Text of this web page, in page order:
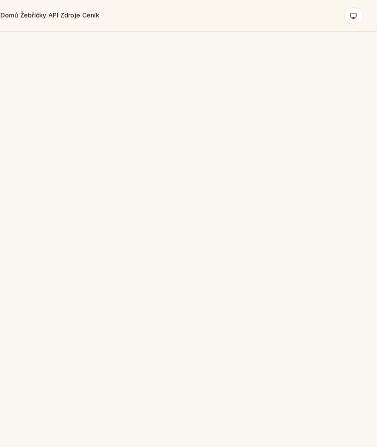
Domů Žebříčky API Zdroje Ceník